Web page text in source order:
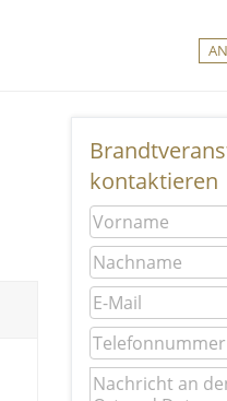
kontaktieren